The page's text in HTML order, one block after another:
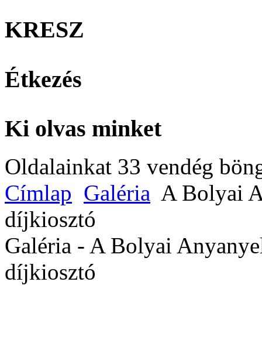
KRESZ
Étkezés
Ki olvas minket
Oldalainkat 33 vendég
Címlap Galéria A Bolyai
díjkiosztó
Galéria - A Bolyai
díjkiosztó